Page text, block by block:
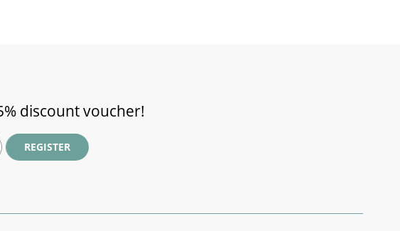
discount voucher!
REGISTER